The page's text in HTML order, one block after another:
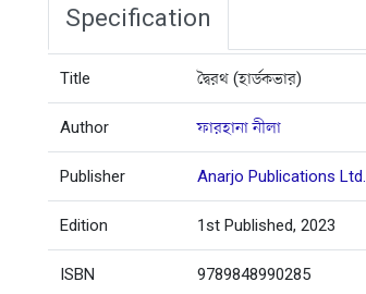
Specification
Title দ্বৈরথ (হার্ডকভার)
Author ফারহানা নীলা
Publisher Anarjo Publications Ltd.
Edition 1st Published, 2023
ISBN 9789848990285